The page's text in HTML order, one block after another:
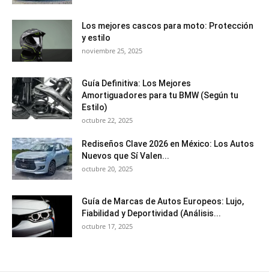
Los mejores cascos para moto: Protección
y estilo
noviembre 25, 2025
Guía Definitiva: Los Mejores
Amortiguadores para tu BMW (Según tu
Estilo)
octubre 22, 2025
Rediseños Clave 2026 en México: Los Autos
Nuevos que Sí Valen...
octubre 20, 2025
Guía de Marcas de Autos Europeos: Lujo,
Fiabilidad y Deportividad (Análisis...
octubre 17, 2025